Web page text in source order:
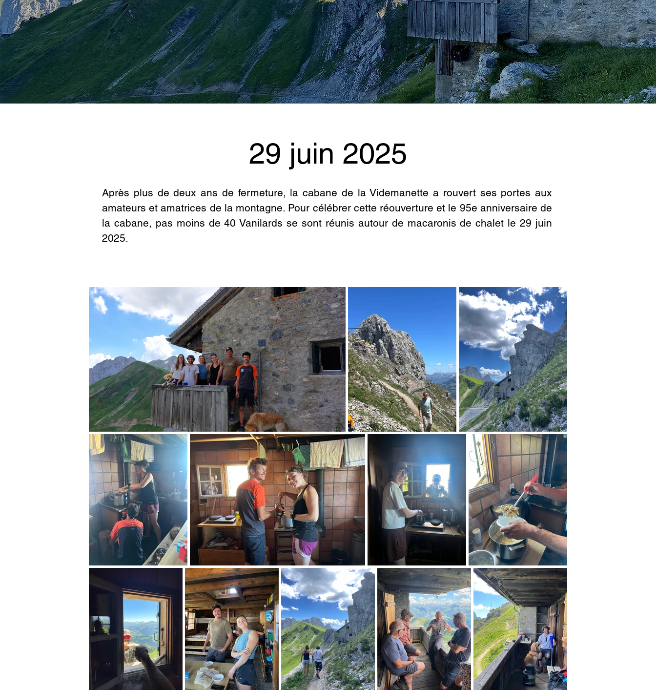
29 juin 2025
Après plus de deux ans de fermeture, la cabane de la Videmanette a rouvert ses portes aux
amateurs et amatrices de la montagne. Pour célébrer cette réouverture et le 95e anniversaire de
la cabane, pas moins de 40 Vanilards se sont réunis autour de macaronis de chalet le 29 juin
2025.